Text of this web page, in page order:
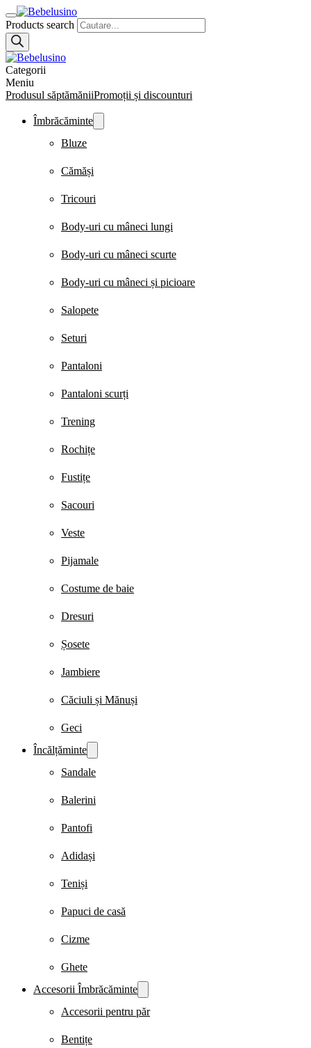
Products search
Categorii
Meniu
Produsul săptămăniiPromoții și discounturi
Îmbrăcăminte
Bluze
Cămăși
Tricouri
Body-uri cu mâneci lungi
Body-uri cu mâneci scurte
Body-uri cu mâneci și picioare
Salopete
Seturi
Pantaloni
Pantaloni scurți
Trening
Rochițe
Fustițe
Sacouri
Veste
Pijamale
Costume de baie
Dresuri
Șosete
Jambiere
Căciuli și Mănuși
Geci
Încălțăminte
Sandale
Balerini
Pantofi
Adidași
Teniși
Papuci de casă
Cizme
Ghete
Accesorii Îmbrăcăminte
Accesorii pentru păr
Bentițe